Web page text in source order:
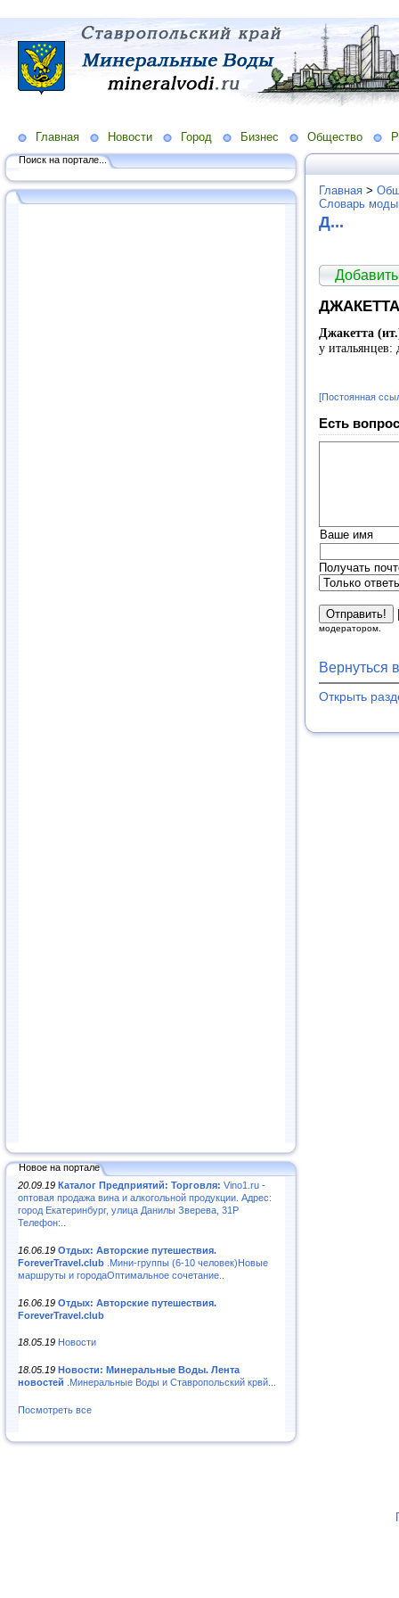
Главная Новости Город Бизнес Общество
Поиск на портале...
Новое на портале
20.09.19 Каталог Предприятий: Торговля: Vino1.ru -
оптовая продажа вина и алкогольной продукции. Адрес:
город Екатеринбург, улица Данилы Зверева, 31Р
Телефон:..
16.06.19 Отдых: Авторские путешествия.
ForeverTravel.club .Мини-группы (6-10 человек)Новые
маршруты и городаОптимальное сочетание..
16.06.19 Отдых: Авторские путешествия.
ForeverTravel.club
18.05.19 Новости
18.05.19 Новости: Минеральные Воды. Лента
новостей .Минеральные Воды и Ставропольский крвй...
Посмотреть все
Главная >
Словарь
Д...
ДЖАКЕТТА
Джакетта
у
[Постоянная
Есть
Ваше имя
Получать
модератором.
Вернуться
Открыть